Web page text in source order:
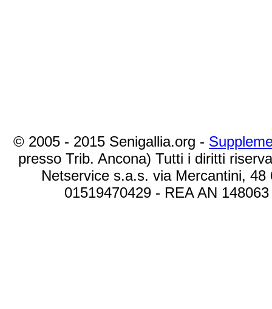
© 2005 - 2015 Senigallia.org -
presso Trib. Ancona) Tutti i diritti
Netservice s.a.s. via Mercantini,
01519470429 - REA AN